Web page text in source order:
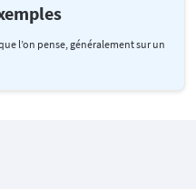
l’on pense, généralement sur un